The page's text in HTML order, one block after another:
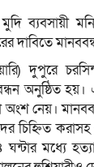
ব্যবসায়ী
দাবিতে
দুপুরে
অনুষ্ঠিত হয়।
অংশ নেয়।
চিহ্নিত
মধ্যে